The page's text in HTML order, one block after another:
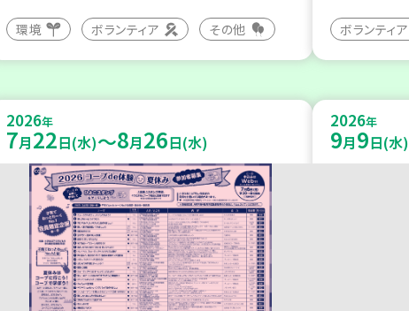
環境 ボランティア その他 ボランティア
2026年
7月22日(水)～8月26日(水)
2026年
9月9日(水)